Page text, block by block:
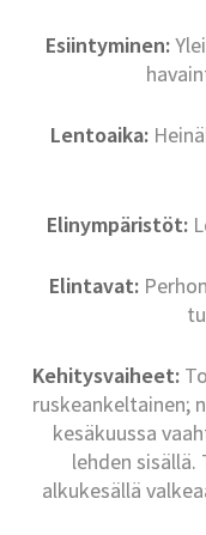
Esiintyminen:
Lentoaika:
Elinympäristöt:
Elintavat:
Kehitysvaiheet:
ruskeankeltainen;
kesäkuussa
lehden
alkukesällä